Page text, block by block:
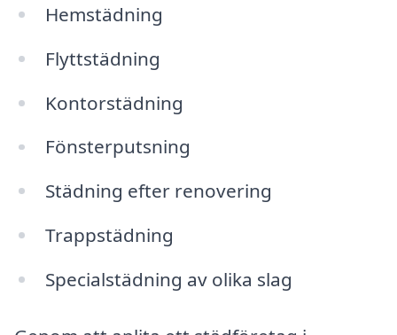
Hemstädning
Flyttstädning
Kontorstädning
Fönsterputsning
Städning efter renovering
Trappstädning
Specialstädning av olika slag